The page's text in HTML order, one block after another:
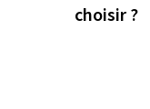
choisir ?